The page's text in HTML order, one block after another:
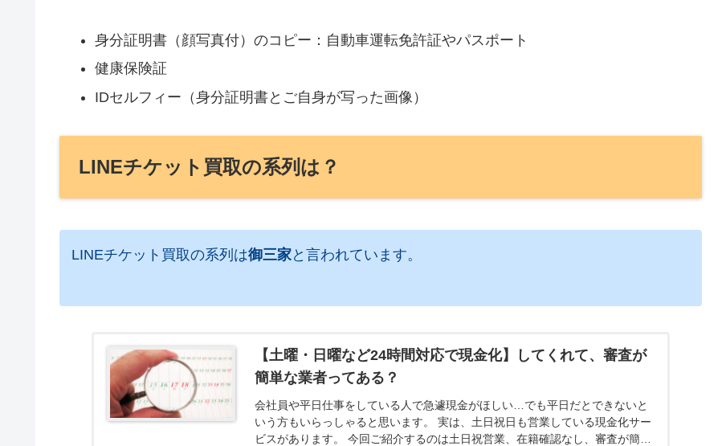
身分証明書（顔写真付）のコピー：自動車運転免許証やパスポート
健康保険証
IDセルフィー（身分証明書とご自身が写った画像）
LINEチケット買取の系列は？
LINEチケット買取の系列は御三家と言われています。
【土曜・日曜など24時間対応で現金化】してくれて、審査が
簡単な業者ってある？
会社員や平日仕事をしている人で急遽現金がほしい…でも平日だとできないと
いう方もいらっしゃると思います。 実は、土日祝日も営業している現金化サー
ビスがあります。 今回ご紹介するのは土日祝営業、在籍確認なし、審査が簡単